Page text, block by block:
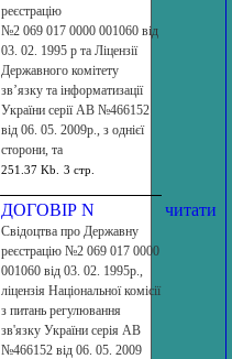
реєстрацію
№2 069 017 0000 001060 від
03. 02. 1995 р та Ліцензії
Державного комітету
зв’язку та інформатизації
України серії АВ №466152
від 06. 05. 2009р., з однієї
сторони, та
251.37 Kb. 3 стр.
ДОГОВІР N
Свідоцтва про Державну
реєстрацію №2 069 017 0000
001060 від 03. 02. 1995р.,
ліцензія Національної комісії
з питань регулювання
зв'язку України серія АВ
№466152 від 06. 05. 2009
читати